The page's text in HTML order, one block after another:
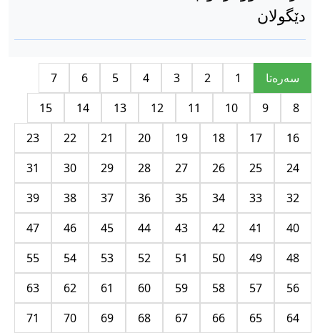
دێگولان
سه‌ره‌تا 1
2
3
4
5
6
7
8
9
10
11
12
13
14
15
16
17
18
19
20
21
22
23
24
25
26
27
28
29
30
31
32
33
34
35
36
37
38
39
40
41
42
43
44
45
46
47
48
49
50
51
52
53
54
55
56
57
58
59
60
61
62
63
64
65
66
67
68
69
70
71